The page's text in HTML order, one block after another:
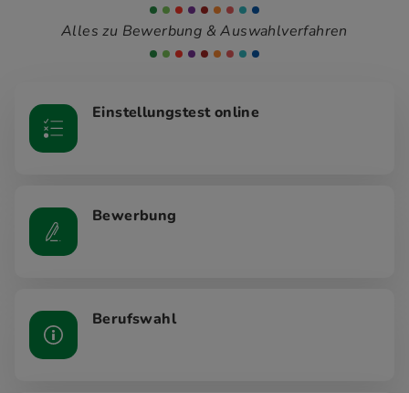
Alles zu Bewerbung & Auswahlverfahren
Einstellungstest online
Bewerbung
Berufswahl